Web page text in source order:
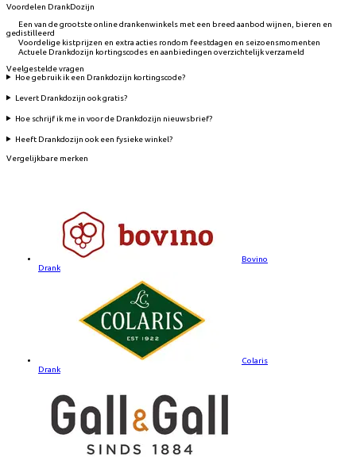
Voordelen DrankDozijn
Een van de grootste online drankenwinkels met een breed aanbod wijnen, bieren en
gedistilleerd
Voordelige kistprijzen en extra acties rondom feestdagen en seizoensmomenten
Actuele Drankdozijn kortingscodes en aanbiedingen overzichtelijk verzameld
Veelgestelde vragen
Hoe gebruik ik een Drankdozijn kortingscode?
Levert Drankdozijn ook gratis?
Hoe schrijf ik me in voor de Drankdozijn nieuwsbrief?
Heeft Drankdozijn ook een fysieke winkel?
Vergelijkbare merken
Bovino
Drank
Colaris
Drank